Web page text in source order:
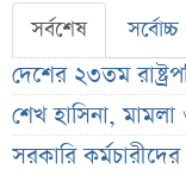
সর্বশেষ
দেশের ২৩তম
শেখ হাসিনা,
সরকারি